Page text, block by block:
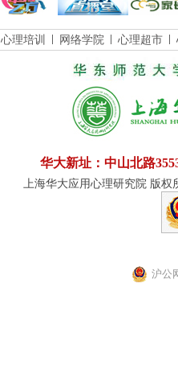
心理培训 网络学院 心理超市
华大新址：中山北路
上海华大应用心理研究院 版
沪公